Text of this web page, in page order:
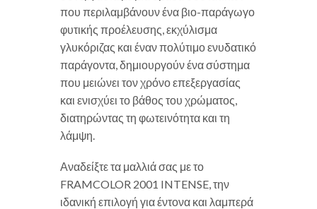
που περιλαμβάνουν ένα βιο-παράγωγο
φυτικής προέλευσης, εκχύλισμα
γλυκόριζας και έναν πολύτιμο ενυδατικό
παράγοντα, δημιουργούν ένα σύστημα
που μειώνει τον χρόνο επεξεργασίας
και ενισχύει το βάθος του χρώματος,
διατηρώντας τη φωτεινότητα και τη
λάμψη.
Αναδείξτε τα μαλλιά σας με το
FRAMCOLOR 2001 INTENSE, την
ιδανική επιλογή για έντονα και λαμπερά